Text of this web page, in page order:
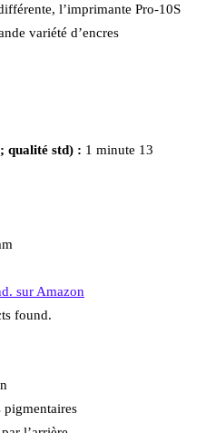
l’imprimante Pro-10S
variété d’encres
qualité std) : 1 minute 13
sur Amazon
found.
pigmentaires